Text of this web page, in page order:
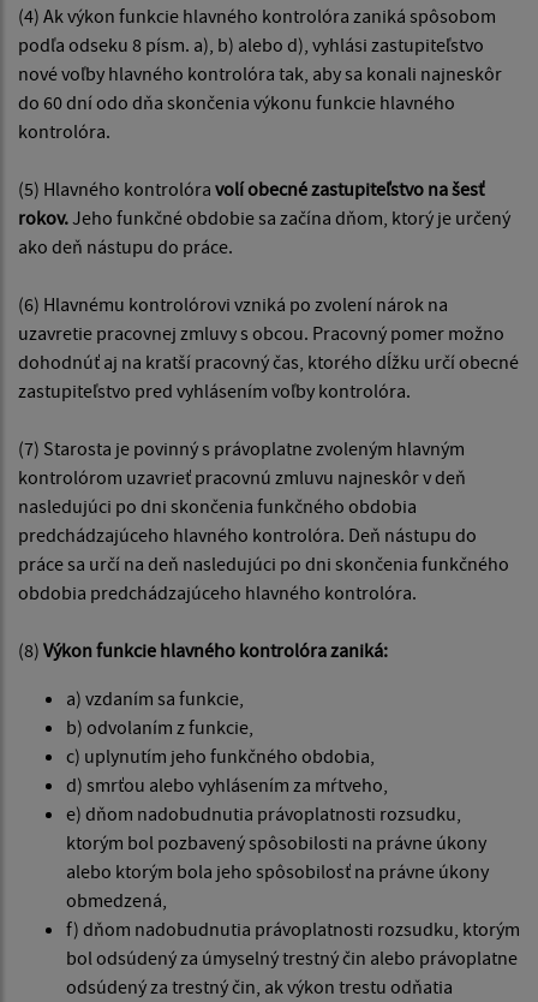
(4) Ak výkon funkcie hlavného kontrolóra zaniká spôsobom
podľa odseku 8 písm. a), b) alebo d), vyhlási zastupiteľstvo
nové voľby hlavného kontrolóra tak, aby sa konali najneskôr
do 60 dní odo dňa skončenia výkonu funkcie hlavného
kontrolóra.
(5) Hlavného kontrolóra volí obecné zastupiteľstvo na šesť
rokov.Jeho funkčné obdobie sa začína dňom, ktorý je určený
ako deň nástupu do práce.
(6) Hlavnému kontrolórovi vzniká po zvolení nárok na
uzavretie pracovnej zmluvy s obcou. Pracovný pomer možno
dohodnúť aj na kratší pracovný čas, ktorého dĺžku určí obecné
zastupiteľstvo pred vyhlásením voľby kontrolóra.
(7) Starosta je povinný s právoplatne zvoleným hlavným
kontrolórom uzavrieť pracovnú zmluvu najneskôr v deň
nasledujúci po dni skončenia funkčného obdobia
predchádzajúceho hlavného kontrolóra. Deň nástupu do
práce sa určí na deň nasledujúci po dni skončenia funkčného
obdobia predchádzajúceho hlavného kontrolóra.
(8) Výkon funkcie hlavného kontrolóra zaniká:
a) vzdaním sa funkcie,
b) odvolaním z funkcie,
c) uplynutím jeho funkčného obdobia,
d) smrťou alebo vyhlásením za mŕtveho,
e) dňom nadobudnutia právoplatnosti rozsudku,
ktorým bol pozbavený spôsobilosti na právne úkony
alebo ktorým bola jeho spôsobilosť na právne úkony
obmedzená,
f) dňom nadobudnutia právoplatnosti rozsudku, ktorým
bol odsúdený za úmyselný trestný čin alebo právoplatne
odsúdený za trestný čin, ak výkon trestu odňatia